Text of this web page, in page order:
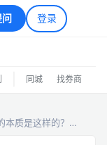
问 登录
同城 找券商
本质是这样的？…